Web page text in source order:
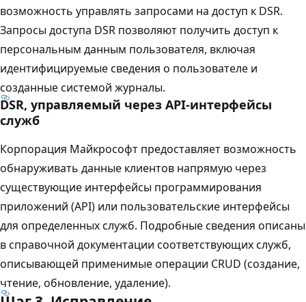
возможность управлять запросами на доступ к DSR.
Запросы доступа DSR позволяют получить доступ к
персональным данным пользователя, включая
идентифицируемые сведения о пользователе и
созданные системой журналы.
DSR, управляемый через API-интерфейсы
служб
Корпорация Майкрософт предоставляет возможность
обнаруживать данные клиентов напрямую через
существующие интерфейсы программирования
приложений (API) или пользовательские интерфейсы
для определенных служб. Подробные сведения описаны
в справочной документации соответствующих служб,
описывающей применимые операции CRUD (создание,
чтение, обновление, удаление).